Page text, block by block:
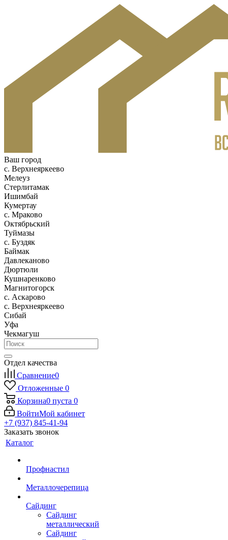
Ваш город
с. Верхнеяркеево
Мелеуз
Стерлитамак
Ишимбай
Кумертау
c. Мраково
Октябрьский
Туймазы
c. Буздяк
Баймак
Давлеканово
Дюртюли
Кушнаренково
Магнитогорск
с. Аскарово
с. Верхнеяркеево
Сибай
Уфа
Чекмагуш
Отдел качества
Сравнение0
Отложенные 0
Корзина0 пуста 0
ВойтиМой кабинет
+7 (937) 845-41-94
Заказать звонок
Каталог
Профнастил
Металлочерепица
Сайдинг
Сайдинг
металлический
Сайдинг